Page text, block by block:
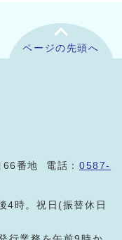
ページの先頭へ
66番地 電話：0587-
4時。祝日(振替休日